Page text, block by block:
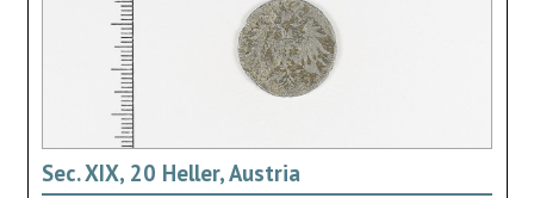
Sec. XIX, 20 Heller, Austria